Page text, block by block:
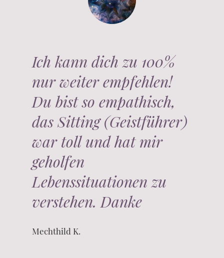
Ich kann dich zu 100%
nur weiter empfehlen!
Du bist so empathisch,
das Sitting (Geistführer)
war toll und hat mir
geholfen
Lebenssituationen zu
verstehen. Danke
Mechthild K.